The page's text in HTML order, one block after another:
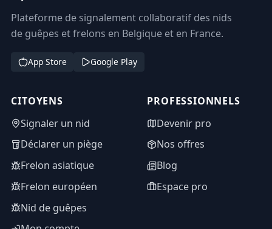
Plateforme de signalement collaboratif des nids
de guêpes et frelons en Belgique et en France.
App Store Google Play
CITOYENS
Signaler un nid
Déclarer un piège
Frelon asiatique
Frelon européen
Nid de guêpes
PROFESSIONNELS
Devenir pro
Nos offres
Blog
Espace pro